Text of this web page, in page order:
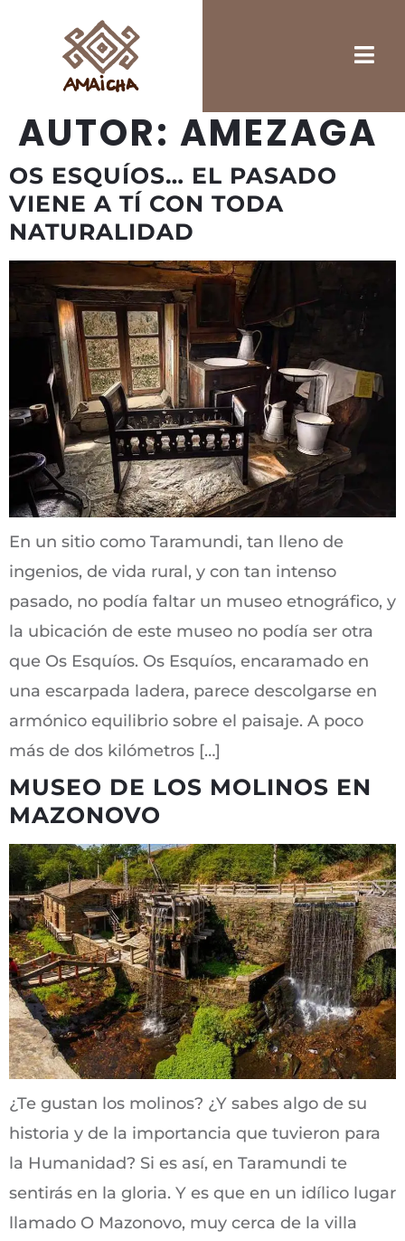
AUTOR: AMEZAGA
OS ESQUÍOS… EL PASADO
VIENE A TÍ CON TODA
NATURALIDAD
En un sitio como Taramundi, tan lleno de
ingenios, de vida rural, y con tan intenso
pasado, no podía faltar un museo etnográfico, y
la ubicación de este museo no podía ser otra
que Os Esquíos. Os Esquíos, encaramado en
una escarpada ladera, parece descolgarse en
armónico equilibrio sobre el paisaje. A poco
más de dos kilómetros […]
MUSEO DE LOS MOLINOS EN
MAZONOVO
¿Te gustan los molinos? ¿Y sabes algo de su
historia y de la importancia que tuvieron para
la Humanidad? Si es así, en Taramundi te
sentirás en la gloria. Y es que en un idílico lugar
llamado O Mazonovo, muy cerca de la villa